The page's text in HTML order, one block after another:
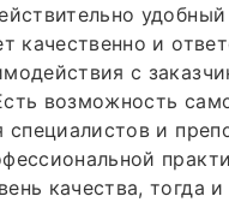
качественно и
с
возможность
специалистов и
качества, тогда